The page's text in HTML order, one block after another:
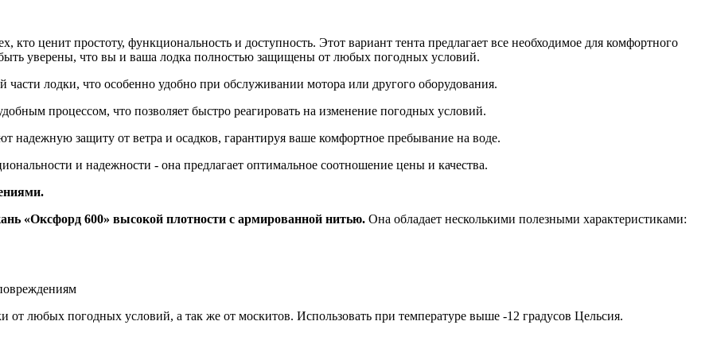
кто ценит простоту, функциональность и доступность. Этот вариант тента предлагает все необходимое для комфортного
уверены, что вы и ваша лодка полностью защищены от любых погодных условий.
части лодки, что особенно удобно при обслуживании мотора или другого оборудования.
процессом, что позволяет быстро реагировать на изменение погодных условий.
надежную защиту от ветра и осадков, гарантируя ваше комфортное пребывание на воде.
и надежности - она предлагает оптимальное соотношение цены и качества.
«Оксфорд 600» высокой плотности с армированной нитью. Она обладает несколькими полезными характеристиками:
любых погодных условий, а так же от москитов. Использовать при температуре выше -12 градусов Цельсия.